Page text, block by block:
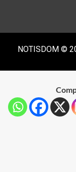
NOTISDOM ©